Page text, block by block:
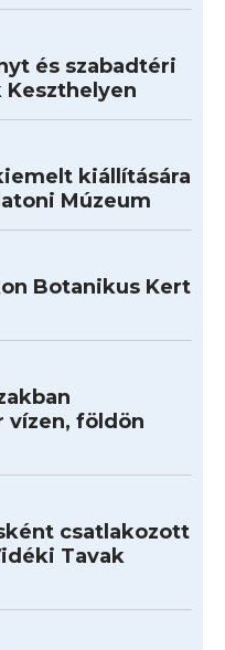
és szabadtéri
kiállítására
Múzeum
Botanikus Kert
vízen, földön
csatlakozott
Tavak